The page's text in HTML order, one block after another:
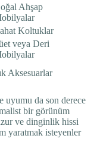
Ahşap
Koltuklar
veya Deri
Aksesuarlar
uyumu da son derece
bir görünüm
ve dinginlik hissi
yaratmak isteyenler